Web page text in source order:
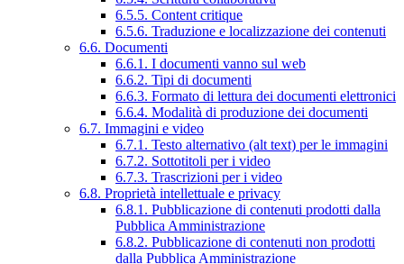
6.5.5. Content critique
6.5.6. Traduzione e localizzazione dei contenuti
6.6. Documenti
6.6.1. I documenti vanno sul web
6.6.2. Tipi di documenti
6.6.3. Formato di lettura dei documenti elettronici
6.6.4. Modalità di produzione dei documenti
6.7. Immagini e video
6.7.1. Testo alternativo (alt text) per le immagini
6.7.2. Sottotitoli per i video
6.7.3. Trascrizioni per i video
6.8. Proprietà intellettuale e privacy
6.8.1. Pubblicazione di contenuti prodotti dalla
Pubblica Amministrazione
6.8.2. Pubblicazione di contenuti non prodotti
dalla Pubblica Amministrazione